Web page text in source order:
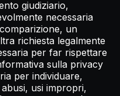
giudiziario,
necessaria
un
richiesta legalmente
per far rispettare
sulla privacy
per individuare,
usi impropri,